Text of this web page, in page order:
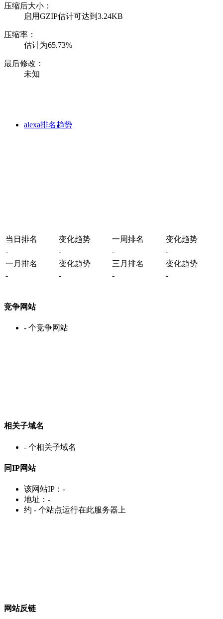
压缩后大小：
启用GZIP估计可达到3.24KB
压缩率：
估计为65.73%
最后修改：
未知
alexa排名趋势
当日排名 变化趋势 一周排名
变化趋势
-
- -
-
一月排名
变化趋势 三月排名
变化趋势
-
- - -
竞争网站
- 个竞争网站
相关子域名
- 个相关子域名
同IP网站
该网站IP： -
地址： -
约 - 个站点运行在此服务器上
网站反链